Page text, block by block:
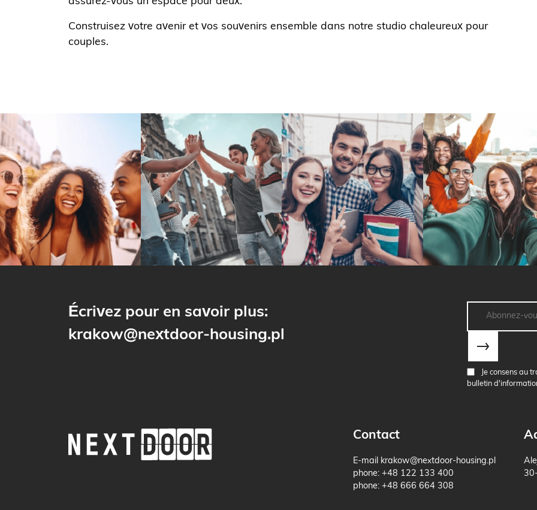
Construisez votre avenir et vos souvenirs ensemble dans notre studio chaleureux pour
couples.
Écrivez pour en savoir plus:
krakow@nextdoor-housing.pl
Je consens au
bulletin
Contact
E-mail krakow@nextdoor-housing.pl
phone: +48 122 133 400
phone: +48 666 664 308